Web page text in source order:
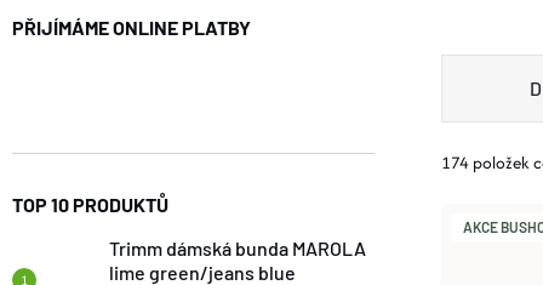
PŘIJÍMÁME ONLINE PLATBY
TOP 10 PRODUKTŮ
Trimm dámská bunda MAROLA
lime green/jeans blue
A
174 položek
V
AKCE